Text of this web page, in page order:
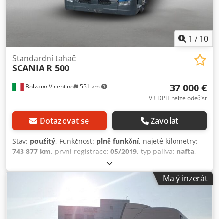
1 / 10
Bolzano Vicentino 551 km
Standardní tahač
SCANIA R 500
37 000 €
VB DPH nelze odečíst
Dotazovat se Zavolat
Stav: použitý, Funkčnost: plně funkční, najeté kilometry:
743 877 km, první registrace: 05/2019, typ paliva: nafta,
, konfigurace náprav:
nápravy, palivo:nafta, barva:modrá, Rok výroby:2019,
ABS, AdBlue, Bluetooth, EBS (Elektronický
rozjezdu do kopce, asistent sledování mrtvého úhlu,
asistent udržování jízdního pruhu, centrální zamykání,
Malý inzerát